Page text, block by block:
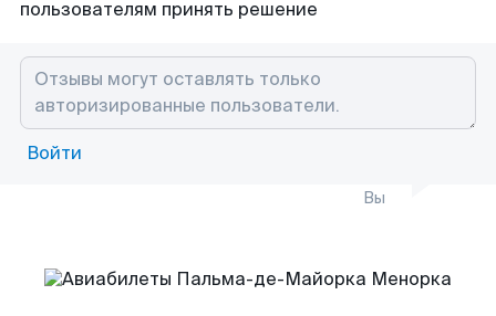
пользователям принять решение
Войти
Вы